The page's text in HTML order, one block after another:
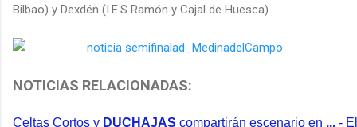
Bilbao) y Dexdén (I.E.S Ramón y Cajal de Huesca).
NOTICIAS RELACIONADAS:
Celtas Cortos y DUCHAJAS compartirán escenario en ... -